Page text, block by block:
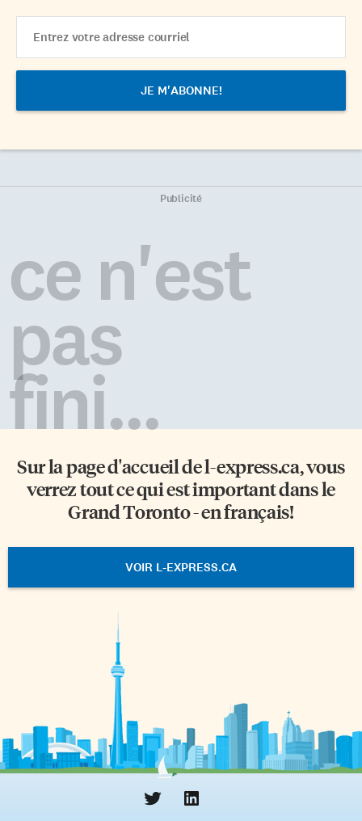
Address
Publicité
ce n'est
pas
fini...
Sur la page d'accueil del-express.ca, vous
verrez tout ce qui est important dans le
Grand Toronto - en français!
VOIR L-EXPRESS.CA